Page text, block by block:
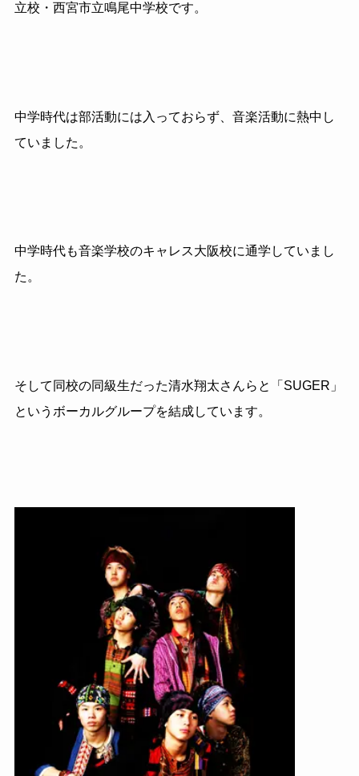
立校・西宮市立鳴尾中学校です。
中学時代は部活動には入っておらず、音楽活動に熱中し
ていました。
中学時代も音楽学校のキャレス大阪校に通学していまし
た。
そして同校の同級生だった清水翔太さんらと「 SUGER 」
というボーカルグループを結成しています。